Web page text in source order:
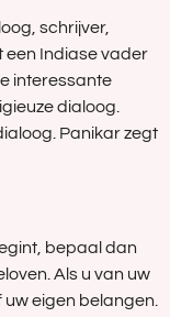
schrijver,
een Indiase vader
interessante
dialoog.
Panikar zegt
bepaal dan
Als u van uw
eigen belangen.